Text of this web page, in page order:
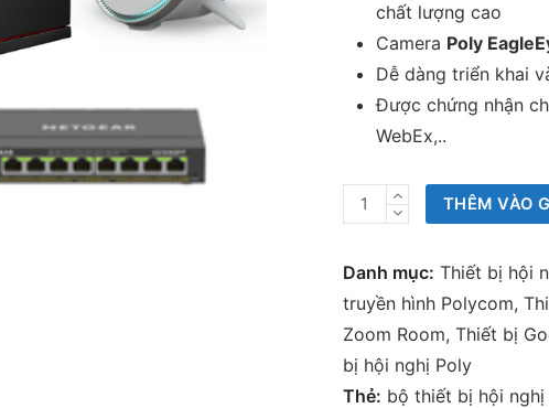
chất lượng cao
Camera Poly
Dễ dàng triển khai
Được chứng nhận
WebEx,..
Bộ
thiết
bị
nghị
HuddleP2
(Poly
THÊM VÀO
Danh mục: Thiết bị hội
truyền hình Polycom,
Zoom Room, Thiết bị
bị hội nghị Poly
Thẻ: bộ thiết bị hội nghị